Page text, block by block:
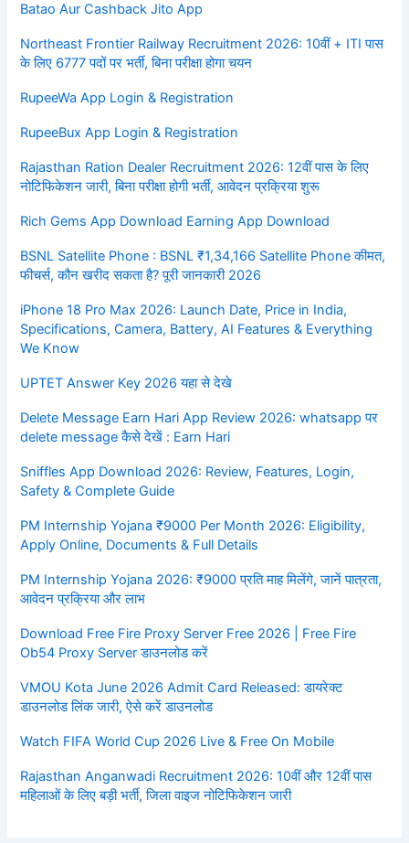
Batao Aur Cashback Jito App
Northeast Frontier Railway Recruitment 2026: 10वीं + ITI पास
के लिए 6777 पदों पर भर्ती, बिना परीक्षा होगा चयन
RupeeWa App Login & Registration
RupeeBux App Login & Registration
Rajasthan Ration Dealer Recruitment 2026: 12वीं पास के लिए
नोटिफिकेशन जारी, बिना परीक्षा होगी भर्ती, आवेदन प्रक्रिया शुरू
Rich Gems App Download Earning App Download
BSNL Satellite Phone : BSNL ₹1,34,166 Satellite Phone कीमत,
फीचर्स, कौन खरीद सकता है? पूरी जानकारी 2026
iPhone 18 Pro Max 2026: Launch Date, Price in India,
Specifications, Camera, Battery, AI Features & Everything
We Know
UPTET Answer Key 2026 यहा से देखे
Delete Message Earn Hari App Review 2026: whatsapp पर
delete message कैसे देखें : Earn Hari
Sniffles App Download 2026: Review, Features, Login,
Safety & Complete Guide
PM Internship Yojana ₹9000 Per Month 2026: Eligibility,
Apply Online, Documents & Full Details
PM Internship Yojana 2026: ₹9000 प्रति माह मिलेंगे, जानें पात्रता,
आवेदन प्रक्रिया और लाभ
Download Free Fire Proxy Server Free 2026 | Free Fire
Ob54 Proxy Server डाउनलोड करें
VMOU Kota June 2026 Admit Card Released: डायरेक्ट
डाउनलोड लिंक जारी, ऐसे करें डाउनलोड
Watch FIFA World Cup 2026 Live & Free On Mobile
Rajasthan Anganwadi Recruitment 2026: 10वीं और 12वीं पास
महिलाओं के लिए बड़ी भर्ती, जिला वाइज नोटिफिकेशन जारी